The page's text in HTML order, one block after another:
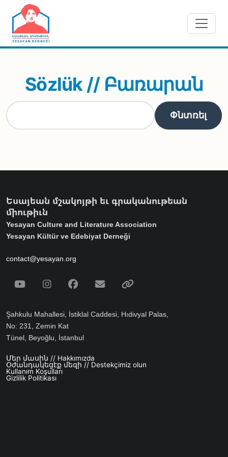
Skip to main content
Sözlük // Բառարան
Եսայեան մշակոյթի եւ գրականութեան
միութիւն
Yesayan Culture and Literature Association
Yesayan Kültür ve Edebiyat Derneği
contact@yesayan.org
Social Media
YoutubeInstagramFacebook
Email
Şahkulu Mahallesi, İstiklal Caddesi, Hıdivyal Palas,
No: 231, Zemin Kat
Tünel, Beyoğlu, İstanbul
Footer menu
Մեր մասին // Hakkımızda
Օժանդակեցէք մեզի // Destekçimiz olun
Kullanım Koşulları
Gizlilik Politikası